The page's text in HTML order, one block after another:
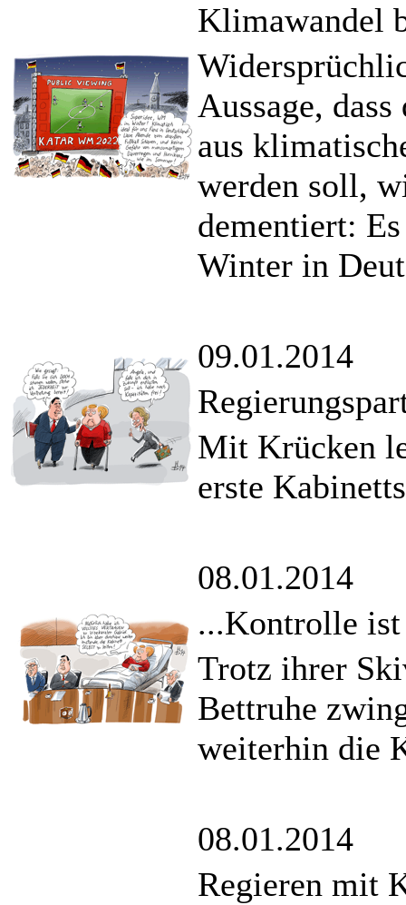
Klimawandel
Aussage,
aus
werden soll,
dementiert:
Winter in
09.01.2014
Mit Krücken
erste
08.01.2014
...Kontrolle ist
Trotz ihrer
Bettruhe
weiterhin die
08.01.2014
Regieren mit